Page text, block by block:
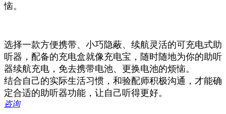
恼。
选择一款方便携带、小巧隐蔽、续航灵活的可充电式助
听器，配备的充电盒就像充电宝，随时随地为你的助听
器续航充电，免去携带电池、更换电池的烦恼。
结合自己的实际生活习惯，和验配师积极沟通，才能确
定合适的助听器功能，让自己听得更好。
咨询